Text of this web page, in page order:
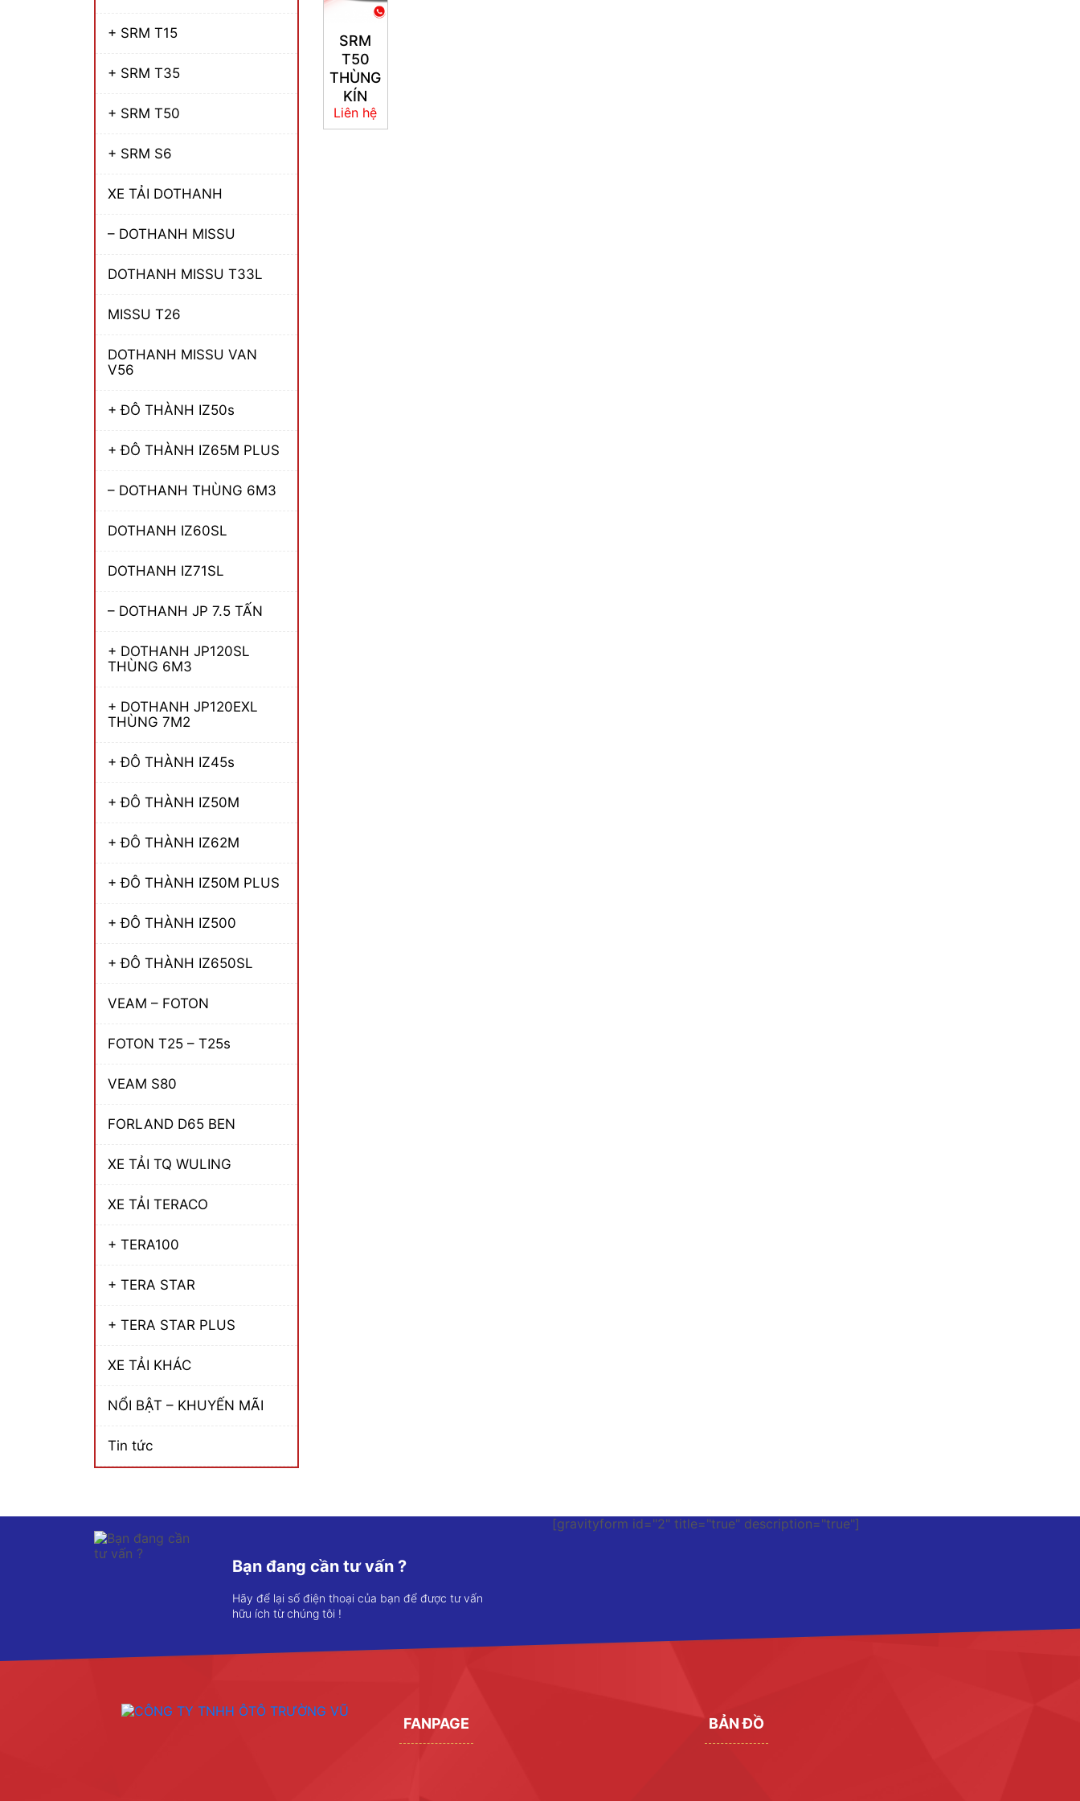
+ SRM T15
+ SRM T35
+ SRM T50
+ SRM S6
XE TẢI DOTHANH
– DOTHANH MISSU
DOTHANH MISSU T33L
MISSU T26
DOTHANH MISSU VAN
V56
+ ĐÔ THÀNH IZ50s
+ ĐÔ THÀNH IZ65M PLUS
– DOTHANH THÙNG 6M3
DOTHANH IZ60SL
DOTHANH IZ71SL
– DOTHANH JP 7.5 TẤN
+ DOTHANH JP120SL
THÙNG 6M3
+ DOTHANH JP120EXL
THÙNG 7M2
+ ĐÔ THÀNH IZ45s
+ ĐÔ THÀNH IZ50M
+ ĐÔ THÀNH IZ62M
+ ĐÔ THÀNH IZ50M PLUS
+ ĐÔ THÀNH IZ500
+ ĐÔ THÀNH IZ650SL
VEAM – FOTON
FOTON T25 – T25s
VEAM S80
FORLAND D65 BEN
XE TẢI TQ WULING
XE TẢI TERACO
+ TERA100
+ TERA STAR
+ TERA STAR PLUS
XE TẢI KHÁC
NỔI BẬT – KHUYẾN MÃI
Tin tức
SRM
T50
THÙNG
KÍN
Liên hệ
Bạn đang cần tư vấn ?
Hãy để lại số điện thoại của bạn để được tư vấn
hữu ích từ chúng tôi !
[gravityform id="2" title="true" description="true"]
FANPAGE BẢN ĐỒ